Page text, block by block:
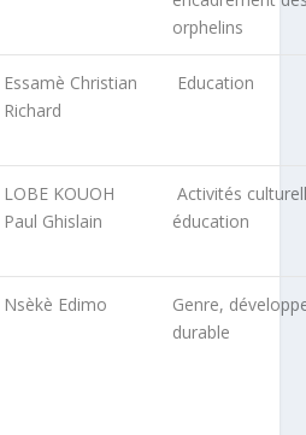
orphelins
Essamè Christian
Richard
Education
LOBE KOUOH
Paul Ghislain
Activités
éducation
Nsèkè Edimo
Genre,
durable